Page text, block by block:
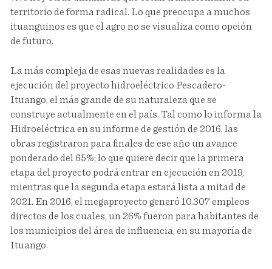
territorio de forma radical. Lo que preocupa a muchos
ituanguinos es que el agro no se visualiza como opción
de futuro.
La más compleja de esas nuevas realidades es la
ejecución del proyecto hidroeléctrico Pescadero-
Ituango, el más grande de su naturaleza que se
construye actualmente en el país. Tal como lo informa la
Hidroeléctrica en su informe de gestión de 2016, las
obras registraron para finales de ese año un avance
ponderado del 65%; lo que quiere decir que la primera
etapa del proyecto podrá entrar en ejecución en 2019,
mientras que la segunda etapa estará lista a mitad de
2021. En 2016, el megaproyecto generó 10.307 empleos
directos de los cuales, un 26% fueron para habitantes de
los municipios del área de influencia, en su mayoría de
Ituango.